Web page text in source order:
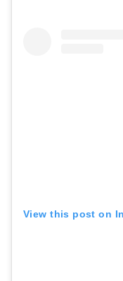
View this post on